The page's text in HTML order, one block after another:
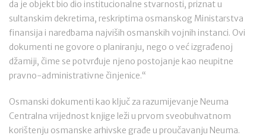
da je objekt bio dio institucionalne stvarnosti, priznat u
sultanskim dekretima, reskriptima osmanskog Ministarstva
finansija i naredbama najviših osmanskih vojnih instanci. Ovi
dokumenti ne govore o planiranju, nego o već izgrađenoj
džamiji, čime se potvrđuje njeno postojanje kao neupitne
pravno-administrativne činjenice.“
Osmanski dokumenti kao ključ za razumijevanje Neuma
Centralna vrijednost knjige leži u prvom sveobuhvatnom
korištenju osmanske arhivske građe u proučavanju Neuma.